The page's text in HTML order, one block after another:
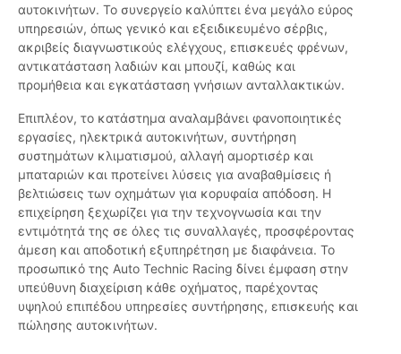
αυτοκινήτων. Το συνεργείο καλύπτει ένα μεγάλο εύρος
υπηρεσιών, όπως γενικό και εξειδικευμένο σέρβις,
ακριβείς διαγνωστικούς ελέγχους, επισκευές φρένων,
αντικατάσταση λαδιών και μπουζί, καθώς και
προμήθεια και εγκατάσταση γνήσιων ανταλλακτικών.
Επιπλέον, το κατάστημα αναλαμβάνει φανοποιητικές
εργασίες, ηλεκτρικά αυτοκινήτων, συντήρηση
συστημάτων κλιματισμού, αλλαγή αμορτισέρ και
μπαταριών και προτείνει λύσεις για αναβαθμίσεις ή
βελτιώσεις των οχημάτων για κορυφαία απόδοση. Η
επιχείρηση ξεχωρίζει για την τεχνογνωσία και την
εντιμότητά της σε όλες τις συναλλαγές, προσφέροντας
άμεση και αποδοτική εξυπηρέτηση με διαφάνεια. Το
προσωπικό της Auto Technic Racing δίνει έμφαση στην
υπεύθυνη διαχείριση κάθε οχήματος, παρέχοντας
υψηλού επιπέδου υπηρεσίες συντήρησης, επισκευής και
πώλησης αυτοκινήτων.